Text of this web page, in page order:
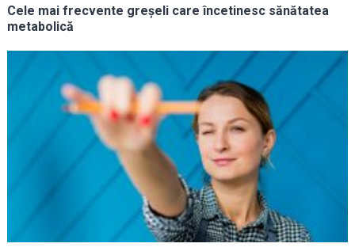
Cele mai frecvente greșeli care încetinesc sănătatea
metabolică